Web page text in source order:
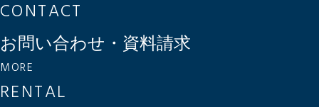
CONTACT
お問い合わせ・資料請求
MORE
RENTAL